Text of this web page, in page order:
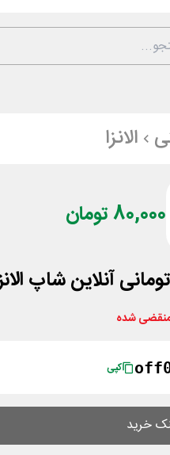
الانزا
80,000 تومان
شده
کپی
خرید